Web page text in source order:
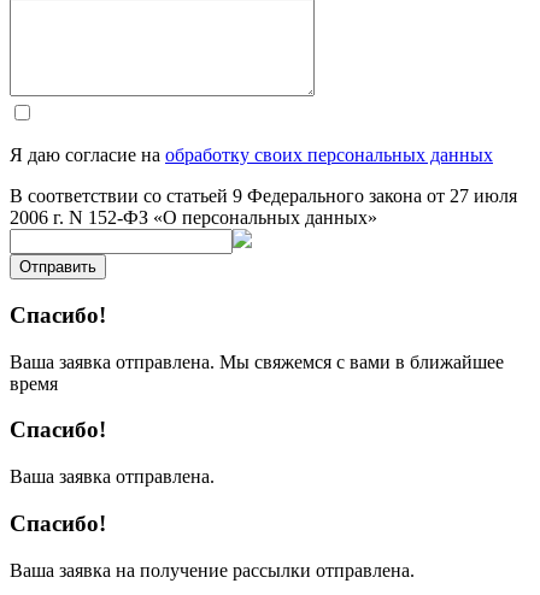
Я даю согласие на обработку своих персональных данных
В соответствии со статьей 9 Федерального закона от 27 июля
2006 г. N 152-ФЗ «О персональных данных»
Отправить
Спасибо!
Ваша заявка отправлена. Мы свяжемся с вами в ближайшее
время
Спасибо!
Ваша заявка отправлена.
Спасибо!
Ваша заявка на получение рассылки отправлена.